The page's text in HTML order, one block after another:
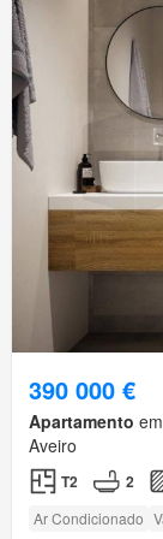
390 000 €
Apartamento
Aveiro
T2 2
Ar Condicionado